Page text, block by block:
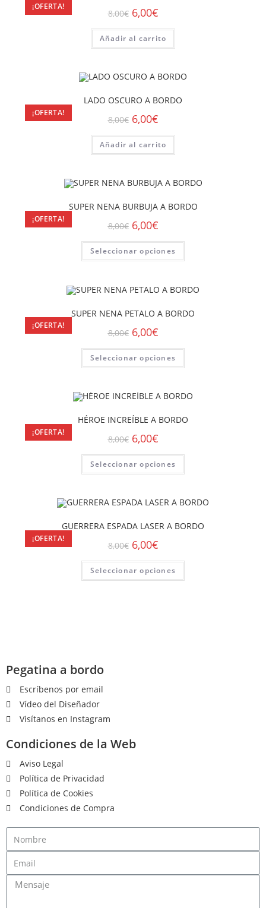
¡OFERTA!
8,00€ 6,00€
Añadir al carrito
¡OFERTA!
LADO OSCURO A BORDO
8,00€ 6,00€
Añadir al carrito
¡OFERTA!
SUPER NENA BURBUJA A BORDO
8,00€ 6,00€
Seleccionar opciones
¡OFERTA!
SUPER NENA PETALO A BORDO
8,00€ 6,00€
Seleccionar opciones
¡OFERTA!
HÉROE INCREÍBLE A BORDO
8,00€ 6,00€
Seleccionar opciones
¡OFERTA!
GUERRERA ESPADA LASER A BORDO
8,00€ 6,00€
Seleccionar opciones
Pegatina a bordo
Escríbenos por email
Vídeo del Diseñador
Visítanos en Instagram
Condiciones de la Web
Aviso Legal
Política de Privacidad
Política de Cookies
Condiciones de Compra